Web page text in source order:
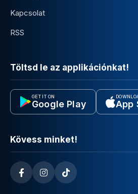
Kapcsolat
RSS
Töltsd le az applikációnkat!
GET IT ON
Google Play App
Kövess minket!